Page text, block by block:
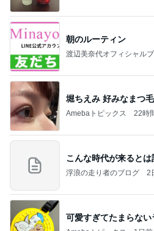
朝のルーティン
渡辺美奈代オフィシャル
堀ちえみ 好みなまつ
Amebaトピックス 22時
こんな時代が来ると
浮浪の走り者のブログ 2
可愛すぎてたまらな